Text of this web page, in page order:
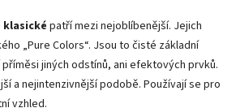
klasické patří mezi nejoblíbenější. Jejich
„Pure Colors“. Jsou to čisté základní
jiných odstínů, ani efektových prvků.
a nejintenzivnější podobě. Používají se pro
vzhled.